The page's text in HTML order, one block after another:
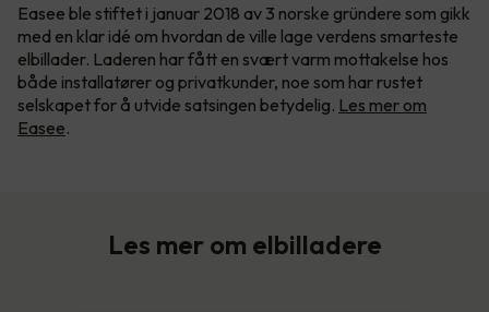
Easee ble stiftet i januar 2018 av 3 norske gründere som gikk
med en klar idé om hvordan de ville lage verdens smarteste
elbillader. Laderen har fått en svært varm mottakelse hos
både installatører og privatkunder, noe som har rustet
selskapet for å utvide satsingen betydelig. Les mer om
Easee.
Les mer om elbilladere